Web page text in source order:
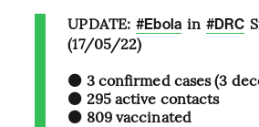
UPDATE: #Ebola in #DRC
(17/05/22)
⚫ 3 confirmed cases (3
⚫ 295 active contacts
⚫ 809 vaccinated